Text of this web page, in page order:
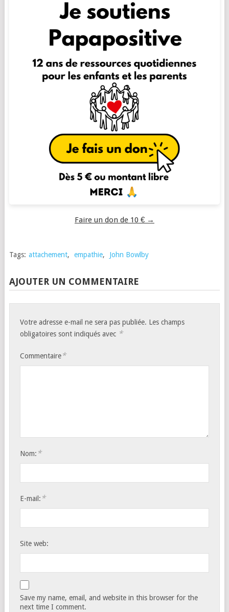
Faire un don de 10 € →
Tags: attachement, empathie, John Bowlby
AJOUTER UN COMMENTAIRE
Votre adresse e-mail ne sera pas publiée. Les champs
obligatoires sont indiqués avec *
Commentaire*
Nom: *
E-mail: *
Site web:
Save my name, email, and website in this browser for the
next time I comment.